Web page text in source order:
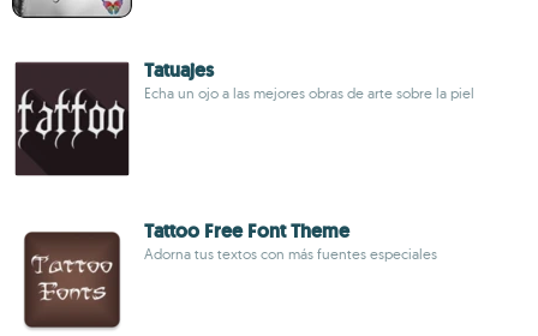
Tatuajes
Echa un ojo a las mejores obras de arte sobre la piel
Tattoo Free Font Theme
Adorna tus textos con más fuentes especiales